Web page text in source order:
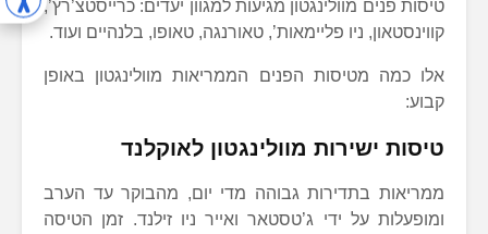
טיסות פנים מוולינגטון מגיעות למגוון יעדים: כרייסטצ’רץ’,
קווינסטאון, ניו פליימאות’, טאורנגה, טאופו, בלנהיים ועוד.
אלו כמה מטיסות הפנים הממריאות מוולינגטון באופן
קבוע:
טיסות ישירות מוולינגטון לאוקלנד
ממריאות בתדירות גבוהה מדי יום, מהבוקר עד הערב
ומופעלות על ידי ג’טסטאר ואייר ניו זילנד. זמן הטיסה